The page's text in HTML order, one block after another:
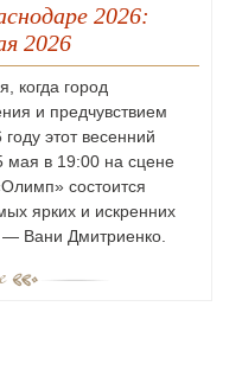
2026:
2026
когда город
и предчувствием
этот весенний
мая в 19:00 на сцене
состоится
ярких и искренних
— Вани Дмитриенко.